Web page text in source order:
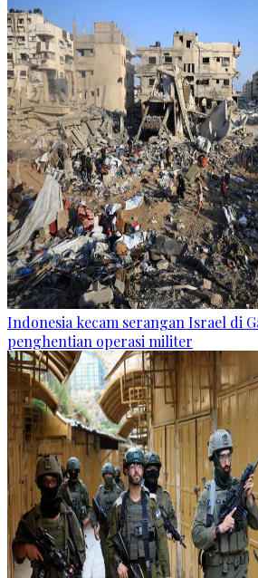
Indonesia kecam serangan Israel di
penghentian operasi militer